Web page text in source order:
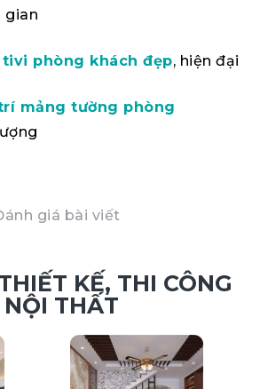
gian
phòng khách đẹp, hiện đại
mảng tường phòng
giá bài viết
KẾ, THI CÔNG
NỘI THẤT